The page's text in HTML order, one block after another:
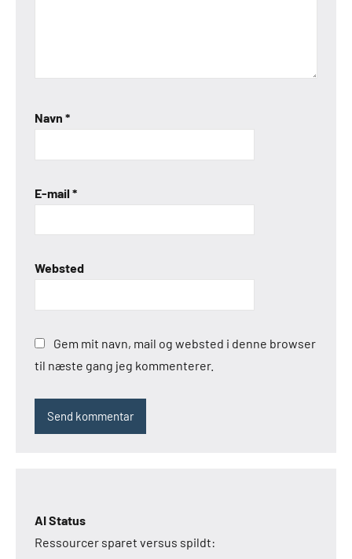
Navn *
E-mail *
Websted
Gem mit navn, mail og websted i denne browser
til næste gang jeg kommenterer.
AI Status
Ressourcer sparet versus spildt: